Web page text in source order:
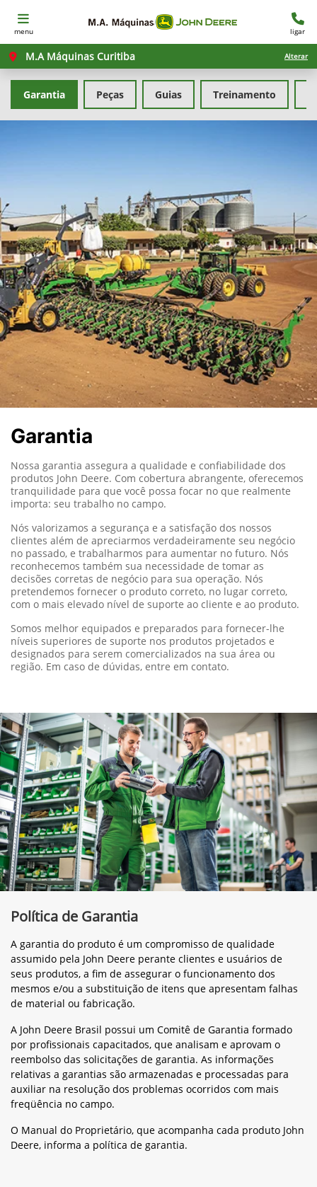
menu ligar
M.A Máquinas Curitiba Alterar
Peças
Garantia Guias Treinamento
Garantia
Nossa garantia assegura a qualidade e confiabilidade dos
produtos John Deere. Com cobertura abrangente, oferecemos
tranquilidade para que você possa focar no que realmente
importa: seu trabalho no campo.
Nós valorizamos a segurança e a satisfação dos nossos
clientes além de apreciarmos verdadeiramente seu negócio
no passado, e trabalharmos para aumentar no futuro. Nós
reconhecemos também sua necessidade de tomar as
decisões corretas de negócio para sua operação. Nós
pretendemos fornecer o produto correto, no lugar correto,
com o mais elevado nível de suporte ao cliente e ao produto.
Somos melhor equipados e preparados para fornecer-lhe
níveis superiores de suporte nos produtos projetados e
designados para serem comercializados na sua área ou
região. Em caso de dúvidas, entre em contato.
Política de Garantia
A garantia do produto é um compromisso de qualidade
assumido pela John Deere perante clientes e usuários de
seus produtos, a fim de assegurar o funcionamento dos
mesmos e/ou a substituição de itens que apresentam falhas
de material ou fabricação.
A John Deere Brasil possui um Comitê de Garantia formado
por profissionais capacitados, que analisam e aprovam o
reembolso das solicitações de garantia. As informações
relativas a garantias são armazenadas e processadas para
auxiliar na resolução dos problemas ocorridos com mais
freqüência no campo.
O Manual do Proprietário, que acompanha cada produto John
Deere, informa a política de garantia.